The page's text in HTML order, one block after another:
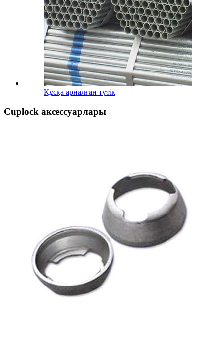
Құсқа арналған түтік
Cuplock аксессуарлары